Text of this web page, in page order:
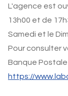
L'agence est
13h00 et de
Samedi et le
Pour consulter
Banque
https://